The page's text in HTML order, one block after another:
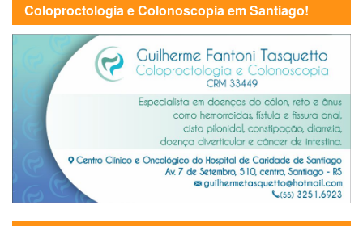
Coloproctologia e Colonoscopia em Santiago!